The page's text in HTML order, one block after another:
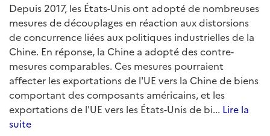
Depuis 2017, les États-Unis ont adopté de nombreuses
mesures de découplages en réaction aux distorsions
de concurrence liées aux politiques industrielles de la
Chine. En réponse, la Chine a adopté des contre-
mesures comparables. Ces mesures pourraient
affecter les exportations de l'UE vers la Chine de biens
comportant des composants américains, et les
exportations de l'UE vers les États-Unis de bi... Lire la
suite